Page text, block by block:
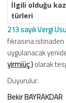
İlgili olduğu
türleri
213 sayılı Vergi
fıkrasına
uygulanacak
yirmiüç )olarak
Duyurulur.
Bekir BAYRAKDAR